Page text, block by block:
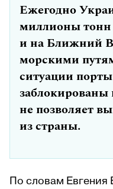
Ежегодно
миллионы
и на Ближний
морскими
ситуации
не позволяет
из страны.
По словам Евгения